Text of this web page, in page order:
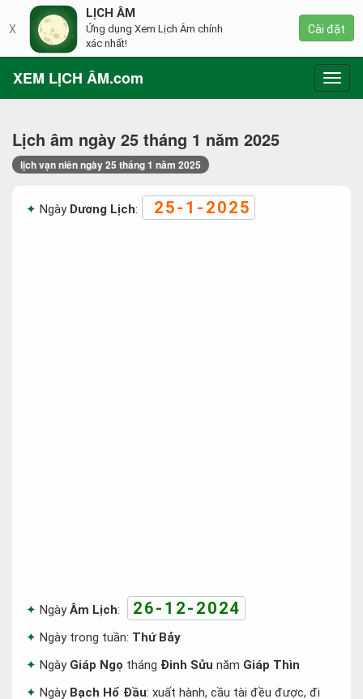
XEM LỊCH ÂM.com
Lịch âm ngày 25 tháng 1 năm 2025
lịch vạn niên ngày 25 tháng 1 năm 2025
Ngày Dương Lịch: 25-1-2025
NgàyÂm Lịch: 26-12-2024
Ngày trong tuần: Thứ Bảy
Ngày Giáp Ngọ tháng Đinh Sửu năm Giáp Thìn
Ngày Bạch Hổ Đầu: xuất hành, cầu tài đều được, đi
X
LỊCH ÂM
Ứng dụng Xem Lịch Âm chính
xác nhất!
Cài đặt